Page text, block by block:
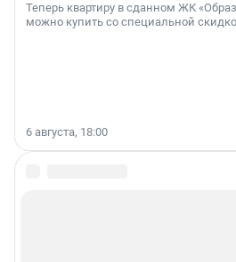
Теперь квартиру в сданном ЖК
можно купить со специальной
6 августа, 18:00